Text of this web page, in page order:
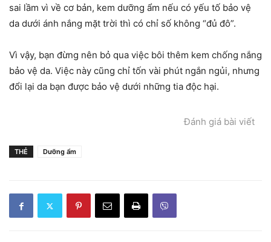
sai lầm vì về cơ bản, kem dưỡng ẩm nếu có yếu tố bảo vệ
da dưới ánh nắng mặt trời thì có chỉ số không “đủ đô”.
Vì vậy, bạn đừng nên bỏ qua việc bôi thêm kem chống nắng
bảo vệ da. Việc này cũng chỉ tốn vài phút ngắn ngủi, nhưng
đổi lại da bạn được bảo vệ dưới những tia độc hại.
Đánh giá bài viết
THẺ Dưỡng ẩm